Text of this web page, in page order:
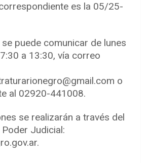
es la 05/25-
puede comunicar de lunes
a 13:30, vía correo
o
al 02920-441008.
se realizarán a través del
Judicial: